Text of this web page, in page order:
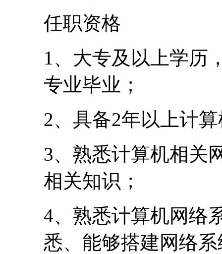
任职资格
1、大专及以上学历
专业毕业；
2、具备2年以上计
3、熟悉计算机相关
相关知识；
4、熟悉计算机网络
悉、能够搭建网络